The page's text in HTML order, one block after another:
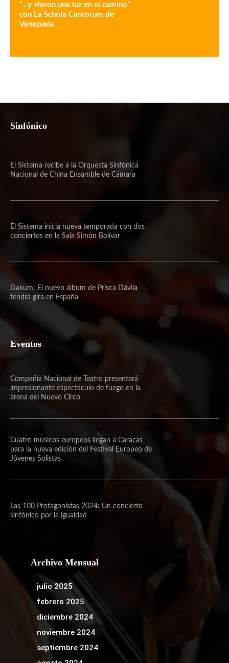
“…y vieron una luz en el camino”
con La Schola Cantorum de
Venezuela
Sinfónico
El Sistema recibe a la Orquesta Sinfónica
Nacional de China Ensamble de Cámara
El Sistema inicia nueva temporada con dos
conciertos en la Sala Simón Bolívar
Dakum: El nuevo álbum de Prisca Dávila
tendrá gira en España
Eventos
Compañía Nacional de Teatro presentará
impresionante espectáculo de fuego en la
arena del Nuevo Circo
Cuatro músicos europeos llegan a Caracas
para la nueva edición del Festival Europeo de
Jóvenes Solistas
Las 100 Protagonistas 2024: Un concierto
sinfónico por la igualdad
Archivo Mensual
julio 2025
febrero 2025
diciembre 2024
noviembre 2024
septiembre 2024